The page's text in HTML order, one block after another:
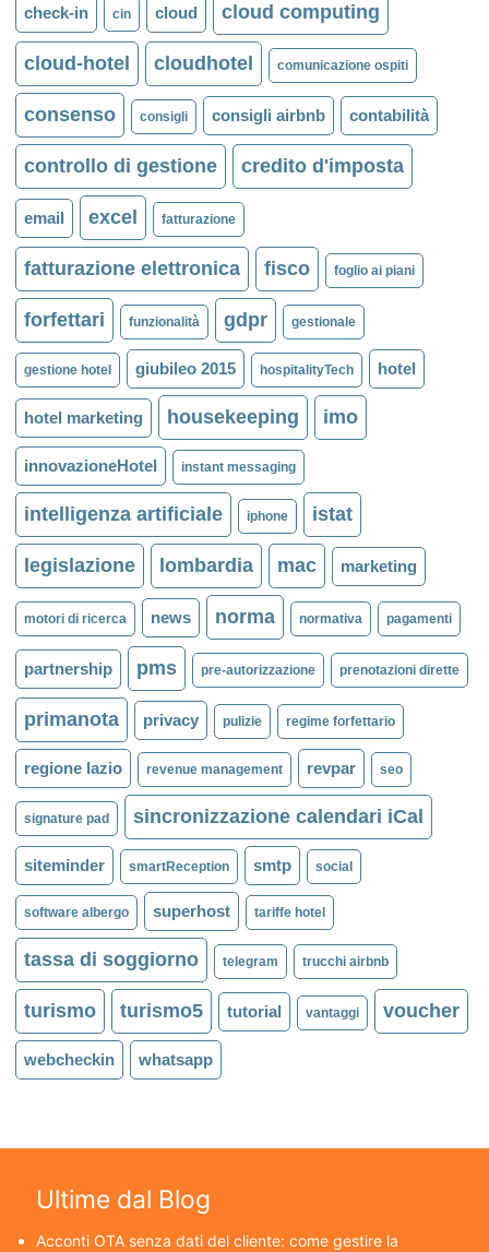
check-in cin cloud cloud computing
cloud-hotel cloudhotel comunicazione ospiti
consenso consigli consigli airbnb contabilità
controllo di gestione credito d'imposta
email excel fatturazione
fatturazione elettronica fisco foglio ai piani
forfettari funzionalità gdpr gestionale
gestione hotel giubileo 2015 hospitalityTech hotel
hotel marketing housekeeping imo
innovazioneHotel instant messaging
intelligenza artificiale iphone istat
legislazione lombardia mac marketing
motori di ricerca news norma normativa pagamenti
partnership pms pre-autorizzazione prenotazioni dirette
primanota privacy pulizie regime forfettario
regione lazio revenue management revpar seo
signature pad sincronizzazione calendari iCal
siteminder smartReception smtp social
software albergo superhost tariffe hotel
tassa di soggiorno telegram trucchi airbnb
turismo turismo5 tutorial vantaggi voucher
webcheckin whatsapp
Ultime dal Blog
Acconti OTA senza dati del cliente: come gestire la